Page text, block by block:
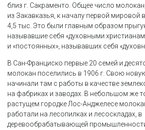
близ г. Сакраменто. Общее число
из Закавказья, к началу первой
4,5 тыс. Это были главным образом
называвшие себя «духовными
и «постоянных», называвших себя
В Сан-Франциско первые 20 семей и
молокан поселились в 1906 г. Свою
начинали там с работы в качестве
на фабриках и заводах. В небольшом же
растущем городке Лос-Анджелесе
работали на лесопилках и лесоскладах, в
деревообрабатывающей